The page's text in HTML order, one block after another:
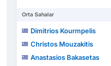
Orta Sahalar
Dimitrios Kourmpelis
Christos Mouzakitis
Anastasios Bakasetas